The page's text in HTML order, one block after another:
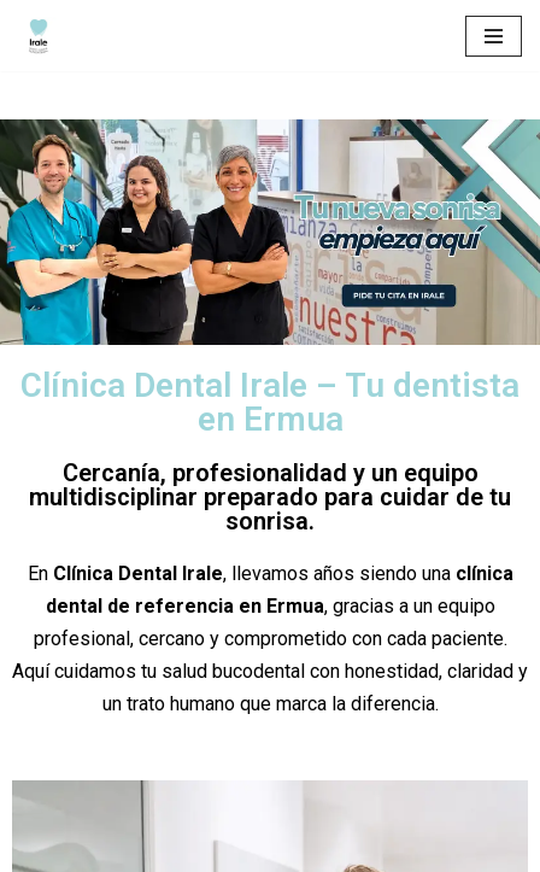
contenido
Clínica Dental Irale – Tu dentista
en Ermua
Cercanía, profesionalidad y un equipo
multidisciplinar preparado para cuidar de tu
sonrisa.
En Clínica Dental Irale, llevamos años siendo una clínica
dental de referencia en Ermua, gracias a un equipo
profesional, cercano y comprometido con cada paciente.
Aquí cuidamos tu salud bucodental con honestidad, claridad y
un trato humano que marca la diferencia.